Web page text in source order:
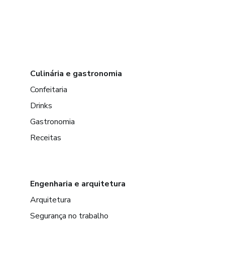
Culinária e gastronomia
Confeitaria
Drinks
Gastronomia
Receitas
Engenharia e arquitetura
Arquitetura
Segurança no trabalho